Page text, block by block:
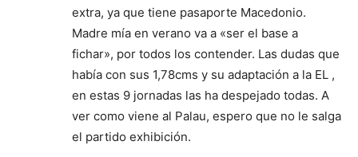
extra, ya que tiene pasaporte Macedonio.
Madre mía en verano va a «ser el base a
fichar», por todos los contender. Las dudas que
había con sus 1,78cms y su adaptación a la EL ,
en estas 9 jornadas las ha despejado todas. A
ver como viene al Palau, espero que no le salga
el partido exhibición.